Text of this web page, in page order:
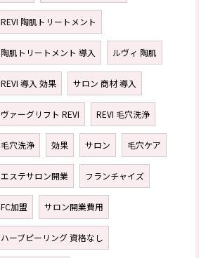
REVI 陶肌トリートメント
陶肌トリートメント 導入 ルヴィ 陶肌
REVI 導入 効果 サロン 商材 導入
ヴァーグリフト REVI REVI 毛穴洗浄
毛穴洗浄 効果 サロン 毛穴ケア
エステサロン開業 フランチャイズ
FC加盟 サロン開業費用
ハーブピーリング 資格なし